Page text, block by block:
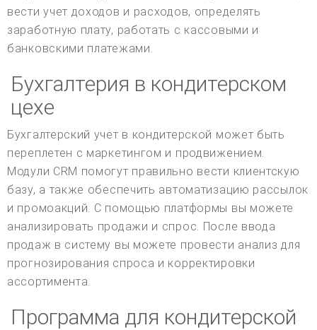
вести учет доходов и расходов, определять
заработную плату, работать с кассовыми и
банковскими платежами.
Бухгалтерия в кондитерском
цехе
Бухгалтерский учет в кондитерской может быть
переплетен с маркетингом и продвижением.
Модули CRM помогут правильно вести клиентскую
базу, а также обеспечить автоматизацию рассылок
и промоакций. С помощью платформы вы можете
анализировать продажи и спрос. После ввода
продаж в систему вы можете провести анализ для
прогнозирования спроса и корректировки
ассортимента.
Программа для кондитерской